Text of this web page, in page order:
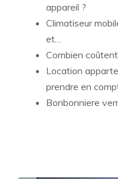
appareil ?
Climatiseur
et…
Combien
Location
prendre en
Bonbonniere